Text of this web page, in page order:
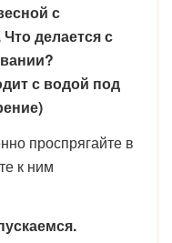
с
делается с
с водой под
проспрягайте в
к ним